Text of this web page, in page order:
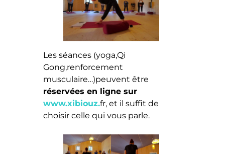
Les séances (yoga,Qi
Gong,renforcement
musculaire…)peuvent être
réservées en ligne sur
www.xibiouz.fr, et il suffit de
choisir celle qui vous parle.